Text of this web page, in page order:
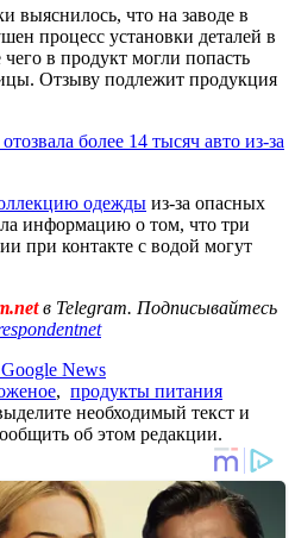
выяснилось, что на заводе в
процесс установки деталей в
в продукт могли попасть
Отзыву подлежит продукция
более 14 тысяч авто из-за
одежды из-за опасных
информацию о том, что три
при контакте с водой могут
в Telegram. Подписывайтесь
News
, продукты питания
необходимый текст и
об этом редакции.